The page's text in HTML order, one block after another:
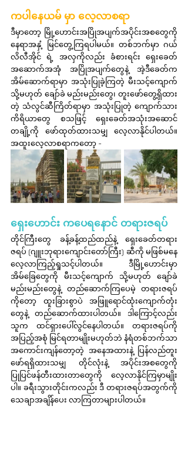
ကပါနေယမ် မှာ လေ့လာစရာ
ဒီမှာတော့ မြို့ဟောင်းအပြိုအပျက်အပိုင်းအစတွေကို
နေရာအနှံ့ မြင်တွေ့ကြရပါမယ်။ တစ်ဘက်မှာ ဂယ်
လိလီအိုင် ရဲ့ အလှကိုလည်း ခံစားရင်း ရှေးခေတ်
အဆောက်အအုံ အပြိုအပျက်တွေနဲ့ အဲ့ဒီခေတ်က
အိမ်ဆောက်ရာမှာ အသုံးပြုခဲ့ကြတဲ့ မီးသင့်ကျောက်
သို့မဟုတ် ချော်ခဲ မည်းမည်းတွေ၊ တူးဖော်တွေ့ရှိထား
တဲ့ သံလွင်ဆီကြိတ်ရာမှာ အသုံးပြုတဲ့ ကျောက်သား
ကိရိယာတွေ စသဖြင့် ရှေးခေတ်အသုံးအဆောင်
တချို့ကို ဖော်ထုတ်ထားသမျှ လေ့လာနိုင်ပါတယ်။
အထူးလေ့လာစရာကတော့ -
ရှေးဟောင်း ကပေရနောင် တရားဇရပ်
တိုင်ကြီးတွေ ခန့်ခန့်ထည်ထည်နဲ့ ရှေးခေတ်တရား
ဇရပ် (ဂျူးဘုရားကျောင်းတော်ကြီး) ဆီကို မဖြစ်မနေ
လေ့လာကြည့်ရှုသင့်ပါတယ်။ ဒီမြို့ဟောင်းမှာ
အိမ်ခြေတွေကို မီးသင့်ကျောက် သို့မဟုတ် ချော်ခဲ
မည်းမည်းတွေနဲ့ တည်ဆောက်ကြပေမဲ့ တရားဇရပ်
ကိုတော့ ထူးခြားစွာပဲ အဖြူရောင်ထုံးကျောက်တုံး
တွေနဲ့ တည်ဆောက်ထားပါတယ်။ ဒါကြောင့်လည်း
သူက ထင်ရှားပေါ်လွင်နေပါတယ်။ တရားဇရပ်ကို
အပြည့်အစုံ မြင်ရတာမျိုးမဟုတ်ဘဲ နံရံတစ်ဘက်သာ
အကောင်းကျန်တော့တဲ့ အနေအထားနဲ့ ပြန်လည်တူး
ဖော်ရရှိထားသမျှ တိုင်လုံးနဲ့ အပိုင်းအစတွေကို
ပြုပြင်ဖန်တီးထားတာတွေကို လေ့လာနိုင်ကြမှာမျိုး
ပါ။ ခရီးသွားတိုင်းကလည်း ဒီ တရားဇရပ်အတွက်ကို
သေချာအချိန်ပေး လာကြတာများပါတယ်။